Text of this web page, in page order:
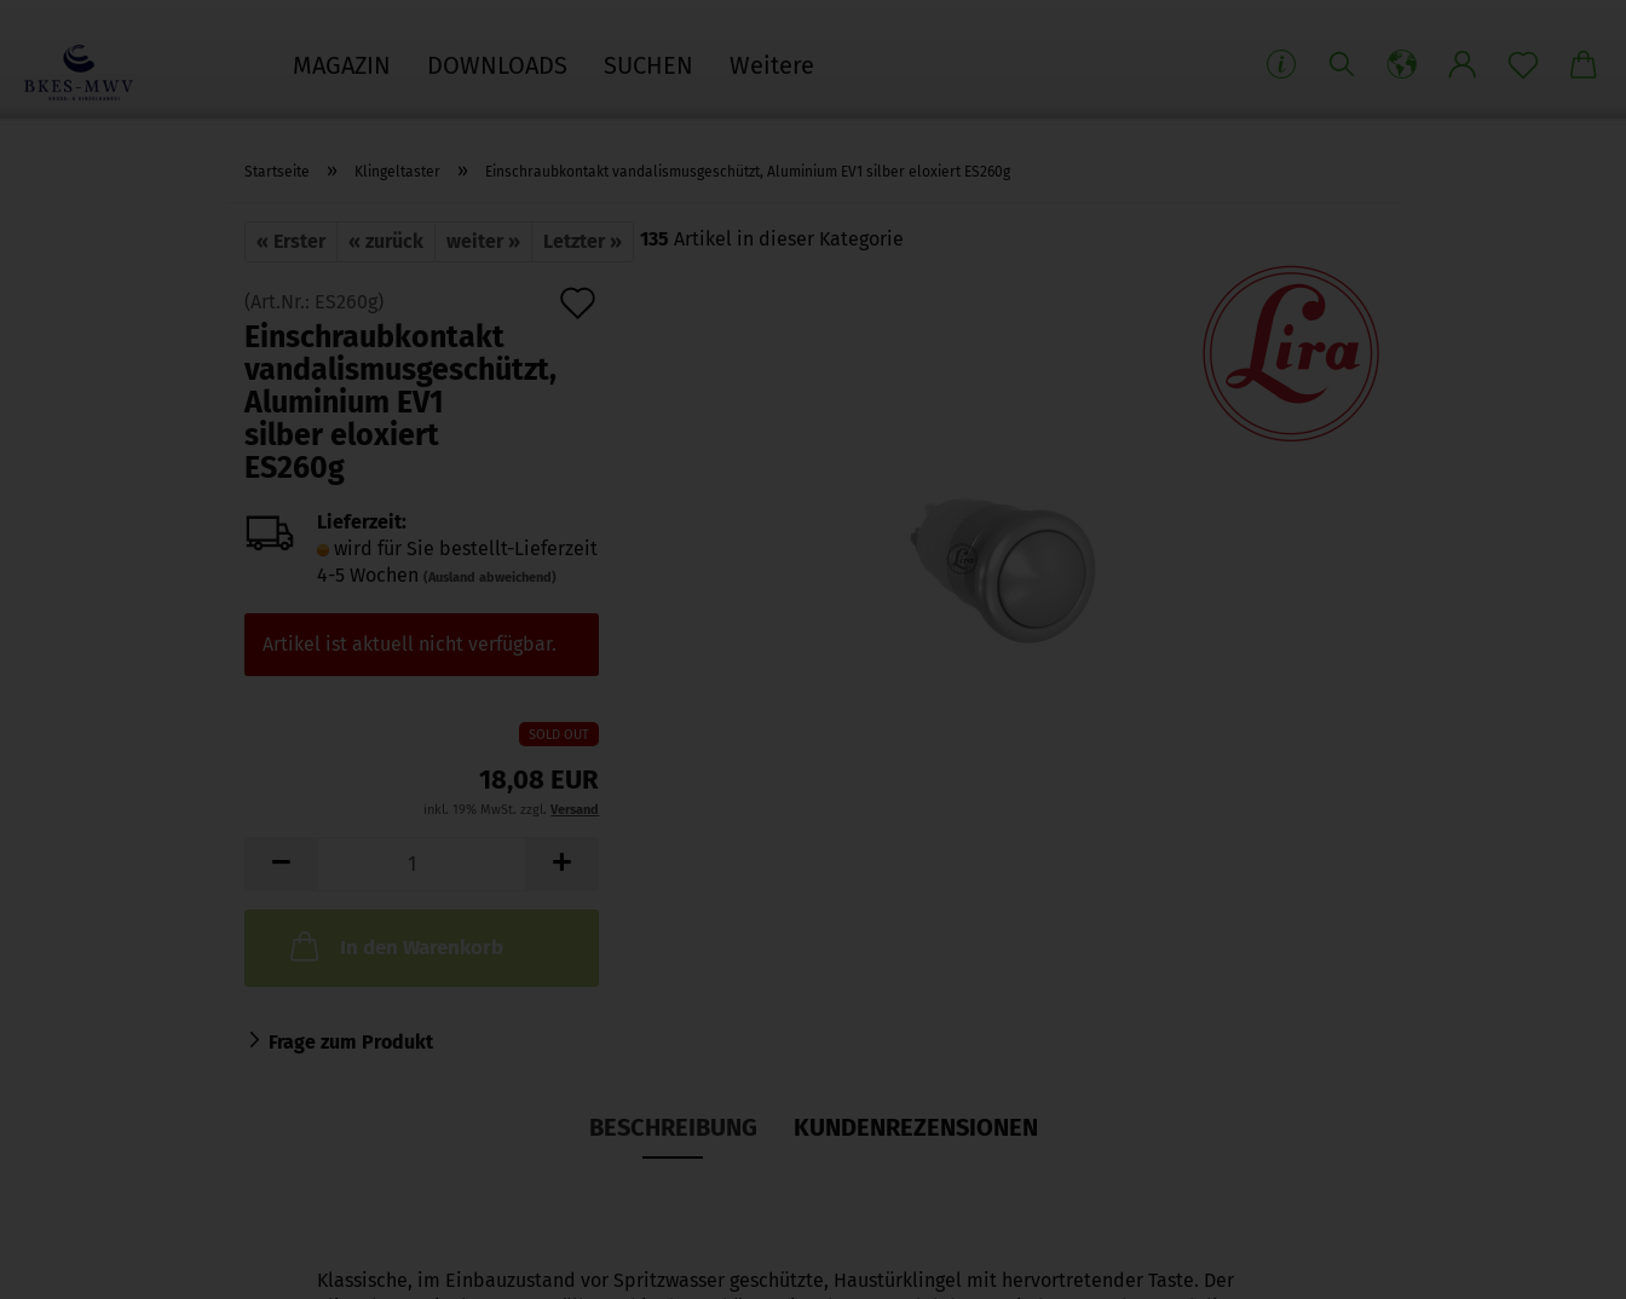
MAGAZIN DOWNLOADS SUCHEN Weitere
Startseite » Klingeltaster » Einschraubkontakt vandalismusgeschützt, Aluminium EV1 silber eloxiert ES260g
« Erster « zurück weiter » Letzter » 135 Artikel in dieser Kategorie
(Art.Nr.: ES260g)
Einschraubkontakt
vandalismusgeschützt,
Aluminium EV1
silber eloxiert
ES260g
Lieferzeit:
wird für Sie bestellt-Lieferzeit
4-5 Wochen (Ausland abweichend)
Artikel ist aktuell nicht verfügbar.
SOLD OUT
18,08 EUR
inkl. 19% MwSt. zzgl.Versand
In den Warenkorb
Frage zum Produkt
BESCHREIBUNG KUNDENREZENSIONEN
Klassische, im Einbauzustand vor Spritzwasser geschützte, Haustürklingel mit hervortretender Taste. Der